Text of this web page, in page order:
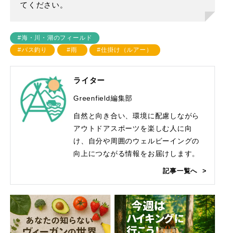
てください。
#海・川・湖のフィールド
#バス釣り
#雨 #仕掛け（ルアー）
ライター
Greenfield編集部
自然と向き合い、環境に配慮しながら
アウトドアスポーツを楽しむ人に向
け、自分や周囲のウェルビーイングの
向上につながる情報をお届けします。
記事一覧へ